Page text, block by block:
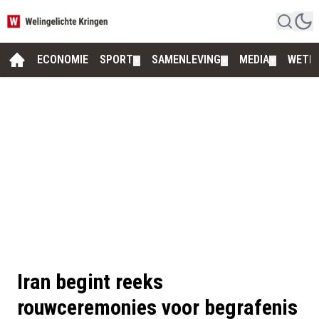
ECONOMIE SPORT SAMENLEVING MEDIA
Iran begint reeks
rouwceremonies voor begrafenis